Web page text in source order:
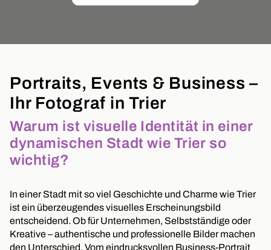
Portraits, Events & Business –
Ihr Fotograf in Trier
Warum ist visuelle Identität in einer
dynamischen Stadt wie Trier so
wichtig?
In einer Stadt mit so viel Geschichte und Charme wie Trier
ist ein überzeugendes visuelles Erscheinungsbild
entscheidend. Ob für Unternehmen, Selbstständige oder
Kreative – authentische und professionelle Bilder machen
den Unterschied. Vom eindrucksvollen Business-Portrait